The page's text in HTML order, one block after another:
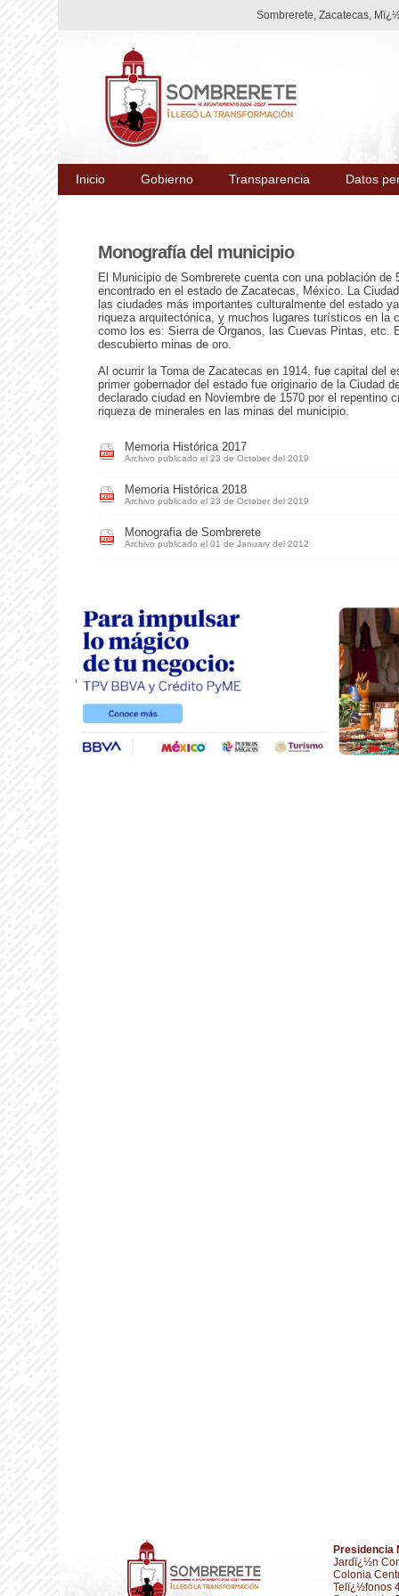
Sombrerete, Zacatecas,
Inicio Gobierno Transparencia Datos
Monografía del municipio
El Municipio de Sombrerete cuenta con una población de
encontrado en el estado de Zacatecas, México. La
las ciudades más importantes culturalmente del estado
riqueza arquitectónica, y muchos lugares turísticos en la
como los es: Sierra de Órganos, las Cuevas Pintas, etc.
descubierto minas de oro.
Al ocurrir la Toma de Zacatecas en 1914, fue capital del
primer gobernador del estado fue originario de la Ciudad
declarado ciudad en Noviembre de 1570 por el repentino
riqueza de minerales en las minas del municipio.
Memoria Histórica 2017
Archivo publicado el 23 de October del 2019
Memoria Histórica 2018
Archivo publicado el 23 de October del 2019
Monografia de Sombrerete
Archivo publicado el 01 de January del 2012
Presidencia
Jardï¿½n
Colonia
Telï¿½fonos